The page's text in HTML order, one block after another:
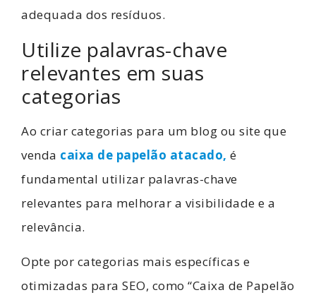
adequada dos resíduos.
Utilize palavras-chave
relevantes em suas
categorias
Ao criar categorias para um blog ou site que
venda caixa de papelão atacado, é
fundamental utilizar palavras-chave
relevantes para melhorar a visibilidade e a
relevância.
Opte por categorias mais específicas e
otimizadas para SEO, como “Caixa de Papelão